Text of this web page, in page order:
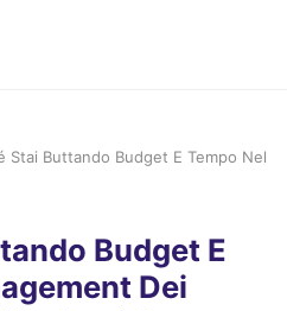
Stai Buttando Budget E Tempo Nel
Budget E
Dei